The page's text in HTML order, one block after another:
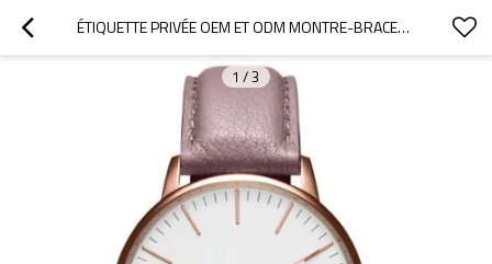
ÉTIQUETTE PRIVÉE OEM ET ODM MONTRE-BRACELET PERSONNALISÉE EN GROS MONTRE FEMME DE MONTRE MANAFACTURER
1 /3